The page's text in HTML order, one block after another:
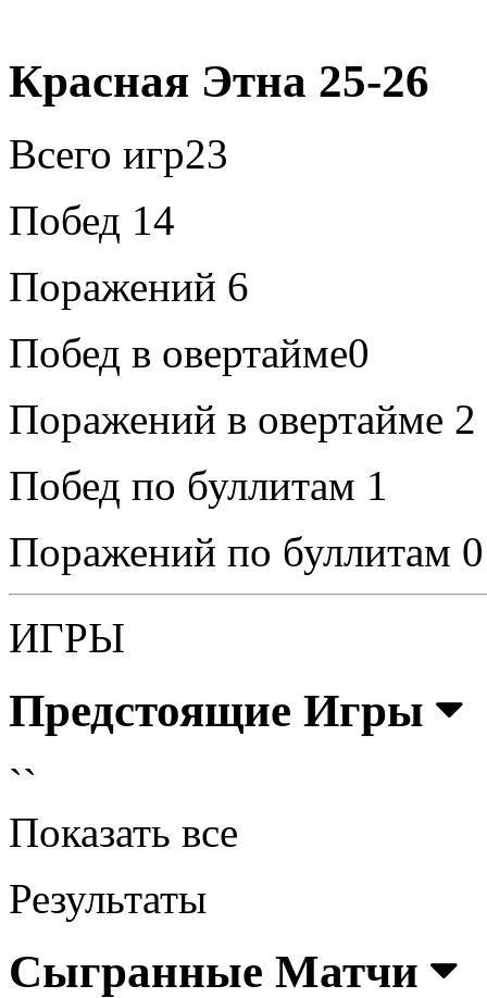
Красная Этна 25-26
Всего игр23
Побед 14
Поражений 6
Побед в овертайме0
Поражений в овертайме 2
Побед по буллитам 1
Поражений по буллитам 0
ИГРЫ
Предстоящие Игры
``
Показать все
Результаты
Сыгранные Матчи